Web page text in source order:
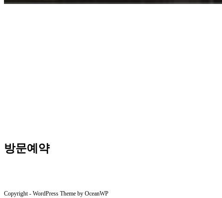
방문예약
Copyright - WordPress Theme by OceanWP